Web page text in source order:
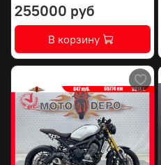
255000 руб
В корзину